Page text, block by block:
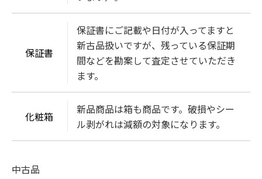
保証書
保証書にご記載や日付が入ってますと
新古品扱いですが、残っている保証期
間などを勘案して査定させていただき
ます。
化粧箱
新品商品は箱も商品です。破損やシー
ル剥がれは減額の対象になります。
中古品